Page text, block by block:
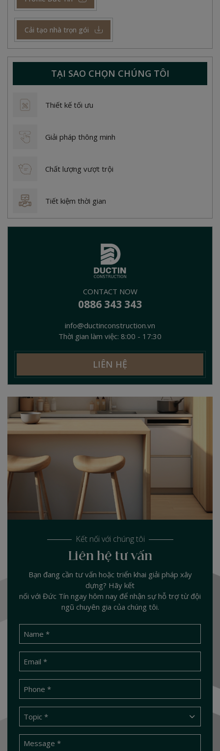
Cải tạo nhà trọn gói
TẠI SAO CHỌN CHÚNG TÔI
Thiết kế tối ưu
Giải pháp thông minh
Chất lượng vượt trội
Tiết kiệm thời gian
CONTACT NOW
0886 343 343
info@ductinconstruction.vn
Thời gian làm việc: 8:00 - 17:30
LIÊN HỆ
Kết nối với chúng tôi
Liên hệ tư vấn
Bạn đang cần tư vấn hoặc triển khai giải pháp xây
dựng? Hãy kết
nối với Đức Tín ngay hôm nay để nhận sự hỗ trợ từ đội
ngũ chuyên gia của chúng tôi.